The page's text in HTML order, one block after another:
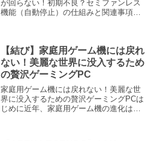
が回らない！初期不良？セミファンレス
機能（自動停止）の仕組みと関連事項グ
のです。しかし、近年のグ...
【結び】家庭用ゲーム機には戻れ
ない！美麗な世界に没入するため
の贅沢ゲーミングPC
家庭用ゲーム機には戻れない！美麗な世
界に没入するための贅沢ゲーミングPCは
じめに近年、家庭用ゲーム機の進化は目